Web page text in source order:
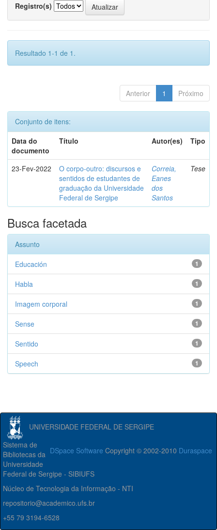
Registro(s)
Resultado 1-1 de 1.
Anterior 1 Próximo
Conjunto de itens:
Data do
documento
Título Autor(es) Tipo
23-Fev-2022
O corpo-outro: discursos e
sentidos de estudantes de
graduação da Universidade
Federal de Sergipe
Correia,
Eanes
dos
Santos
Tese
Busca facetada
Assunto
1
Educación
1
Habla
1
Imagem corporal
1
Sense
1
Sentido
1
Speech
UNIVERSIDADE FEDERAL DE SERGIPE
DSpace Software Copyright © 2002-2010 Duraspace
Sistema de
Bibliotecas da
Universidade
Federal de Sergipe - SIBIUFS
Núcleo de Tecnologia da Informação - NTI
repositorio@academico.ufs.br
+55 79 3194-6528